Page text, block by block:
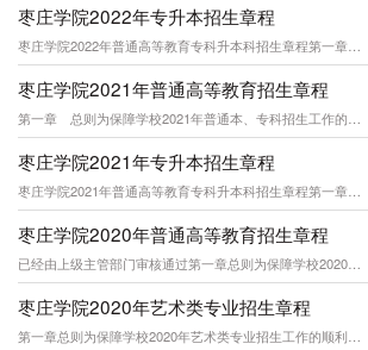
枣庄学院2022年专升本招生章程
枣庄学院2021年普通高等教育招生章程
枣庄学院2021年专升本招生章程
枣庄学院2020年普通高等教育招生章程
枣庄学院2020年艺术类专业招生章程
第一章总则为保障学校2020年艺术类专业招生工作的顺利进行，规范招生行为，提高生